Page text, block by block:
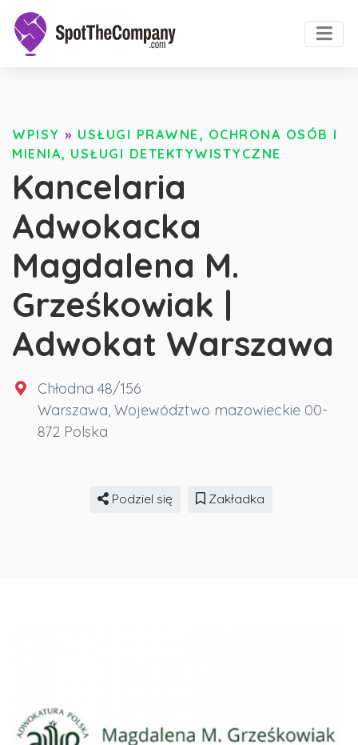
WPISY » USŁUGI PRAWNE, OCHRONA OSÓB I
MIENIA, USŁUGI DETEKTYWISTYCZNE
Kancelaria
Adwokacka
Magdalena M.
Grześkowiak |
Adwokat Warszawa
Chłodna 48/156
Warszawa, Województwo mazowieckie 00-
872 Polska
Podziel się Zakładka